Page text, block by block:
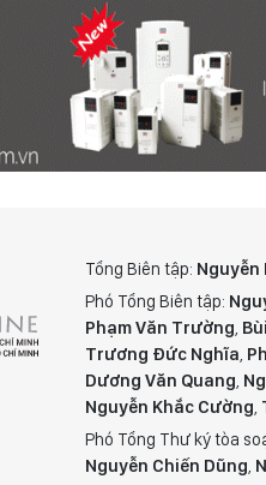
Tổng Biên tập: Nguyễn
Phó Tổng Biên tập:
Phạm Văn Trường,
Trương Đức Nghĩa,
Dương Văn Quang,
Nguyễn Khắc Cường,
Phó Tổng Thư ký tòa
Nguyễn Chiến Dũng,